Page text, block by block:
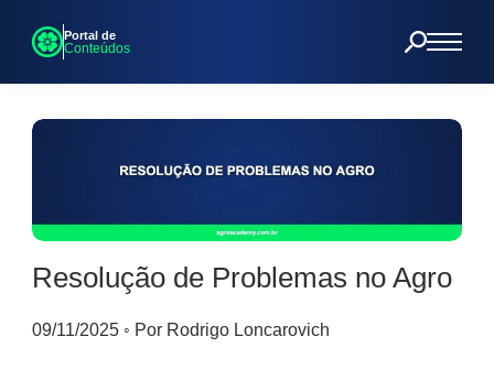
Portal de
Conteúdos
Resolução de Problemas no Agro
09/11/2025 ◦ Por Rodrigo Loncarovich